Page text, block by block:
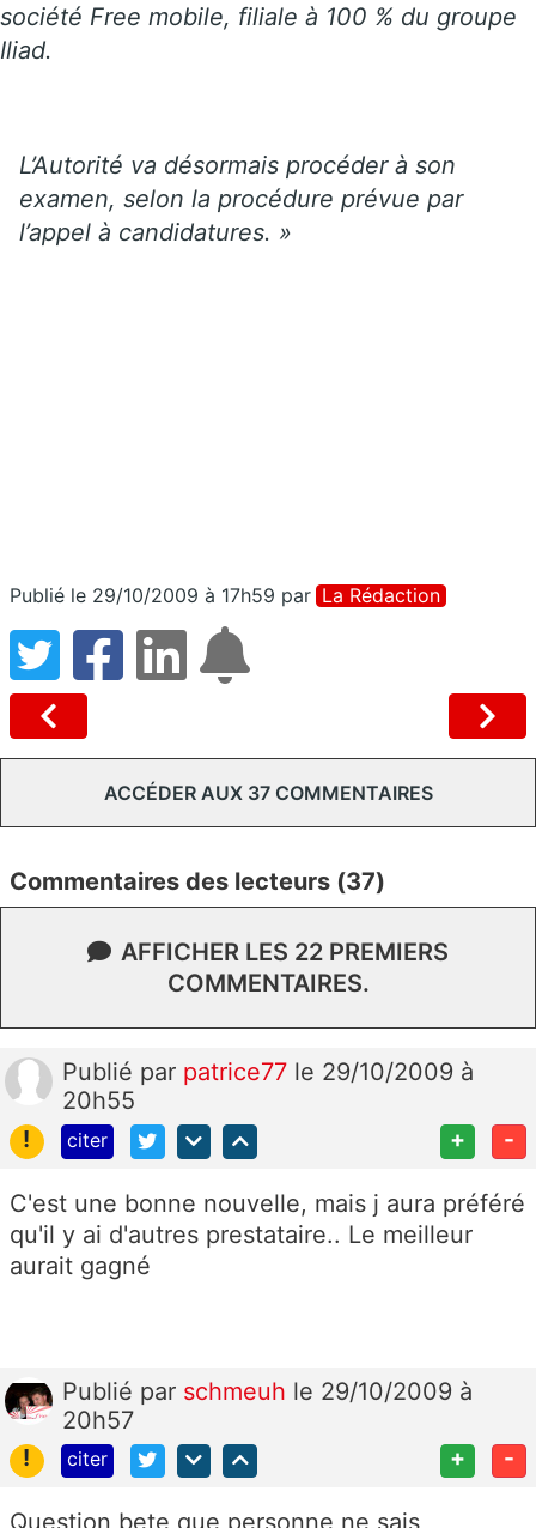
société Free mobile, filiale à 100 % du groupe
Iliad.
L’Autorité va désormais procéder à son
examen, selon la procédure prévue par
l’appel à candidatures. »
Publié le 29/10/2009 à 17h59 par La Rédaction
ACCÉDER AUX 37 COMMENTAIRES
Commentaires des lecteurs (37)
AFFICHER LES 22 PREMIERS
COMMENTAIRES.
Publié par patrice77 le 29/10/2009 à
20h55
!
citer + -
C'est une bonne nouvelle, mais j aura préféré
qu'il y ai d'autres prestataire.. Le meilleur
aurait gagné
Publié par schmeuh le 29/10/2009 à
20h57
!
citer + -